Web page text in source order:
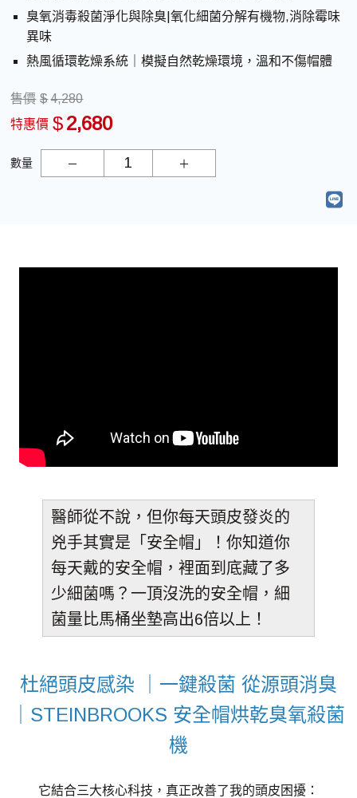
臭氧消毒殺菌淨化與除臭|氧化細菌分解有機物,消除霉味
異味
熱風循環乾燥系統｜模擬自然乾燥環境，溫和不傷帽體
售價 $4,280
特惠價 $2,680
數量
醫師從不說，但你每天頭皮發炎的
兇手其實是「安全帽」！你知道你
每天戴的安全帽，裡面到底藏了多
少細菌嗎？一頂沒洗的安全帽，細
菌量比馬桶坐墊高出6倍以上！
杜絕頭皮感染 ｜一鍵殺菌 從源頭消臭
｜STEINBROOKS 安全帽烘乾臭氧殺菌
機
它結合三大核心科技，真正改善了我的頭皮困擾：